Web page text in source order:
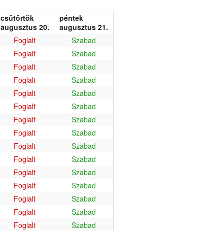
csütörtök
augusztus 20.
péntek
augusztus 21.
Foglalt
Szabad
Foglalt
Szabad
Foglalt
Szabad
Foglalt
Szabad
Foglalt
Szabad
Foglalt
Szabad
Foglalt
Szabad
Foglalt
Szabad
Foglalt
Szabad
Foglalt
Szabad
Foglalt
Szabad
Foglalt
Szabad
Foglalt
Szabad
Foglalt
Szabad
Foglalt
Szabad